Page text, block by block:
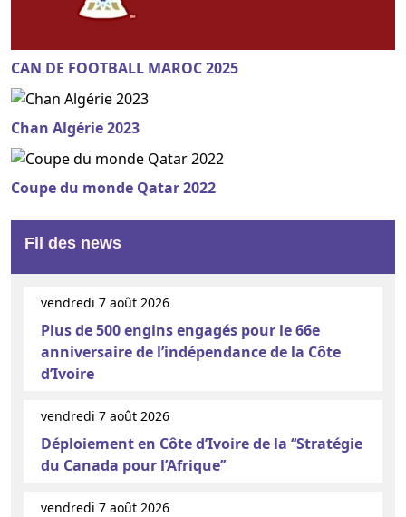
CAN DE FOOTBALL MAROC 2025
Chan Algérie 2023
Coupe du monde Qatar 2022
Fil des news
vendredi 7 août 2026
Plus de 500 engins engagés pour le 66e
anniversaire de l’indépendance de la Côte
d’Ivoire
vendredi 7 août 2026
Déploiement en Côte d’Ivoire de la ‘‘Stratégie
du Canada pour l’Afrique’’
vendredi 7 août 2026